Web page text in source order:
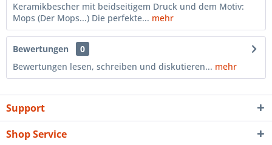
Keramikbescher mit beidseitigem Druck und dem Motiv:
Mops (Der Mops...) Die perfekte... mehr
Bewertungen
0
Bewertungen lesen, schreiben und diskutieren... mehr
Support
Shop Service